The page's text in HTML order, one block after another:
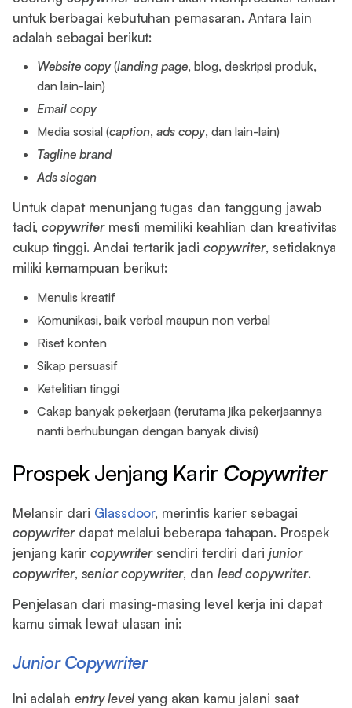
untuk berbagai kebutuhan pemasaran. Antara lain
adalah sebagai berikut:
Website copy(landing page, blog, deskripsi produk,
dan lain-lain)
Email copy
Media sosial (caption,ads copy, dan lain-lain)
Tagline brand
Ads slogan
Untuk dapat menunjang tugas dan tanggung jawab
tadi,copywritermesti memiliki keahlian dan kreativitas
cukup tinggi. Andai tertarik jadi copywriter, setidaknya
miliki kemampuan berikut:
Menulis kreatif
Komunikasi, baik verbal maupun non verbal
Riset konten
Sikap persuasif
Ketelitian tinggi
Cakap banyak pekerjaan (terutama jika pekerjaannya
nanti berhubungan dengan banyak divisi)
Prospek Jenjang Karir Copywriter
Melansir dari Glassdoor, merintis karier sebagai
copywriterdapat melalui beberapa tahapan. Prospek
jenjang karir copywritersendiri terdiri dari junior
copywriter,senior copywriter, dan lead copywriter.
Penjelasan dari masing-masing level kerja ini dapat
kamu simak lewat ulasan ini:
Junior Copywriter
Ini adalahentry level yang akan kamu jalani saat